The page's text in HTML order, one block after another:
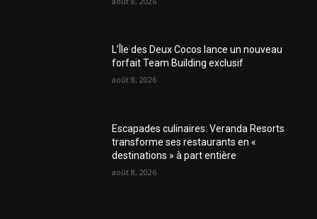
L’Île des Deux Cocos lance un nouveau
forfait Team Building exclusif
août 8, 2026
Escapades culinaires: Veranda Resorts
transforme ses restaurants en «
destinations » à part entière
août 8, 2026